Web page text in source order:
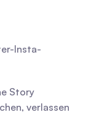
Insta-
Story
verlassen